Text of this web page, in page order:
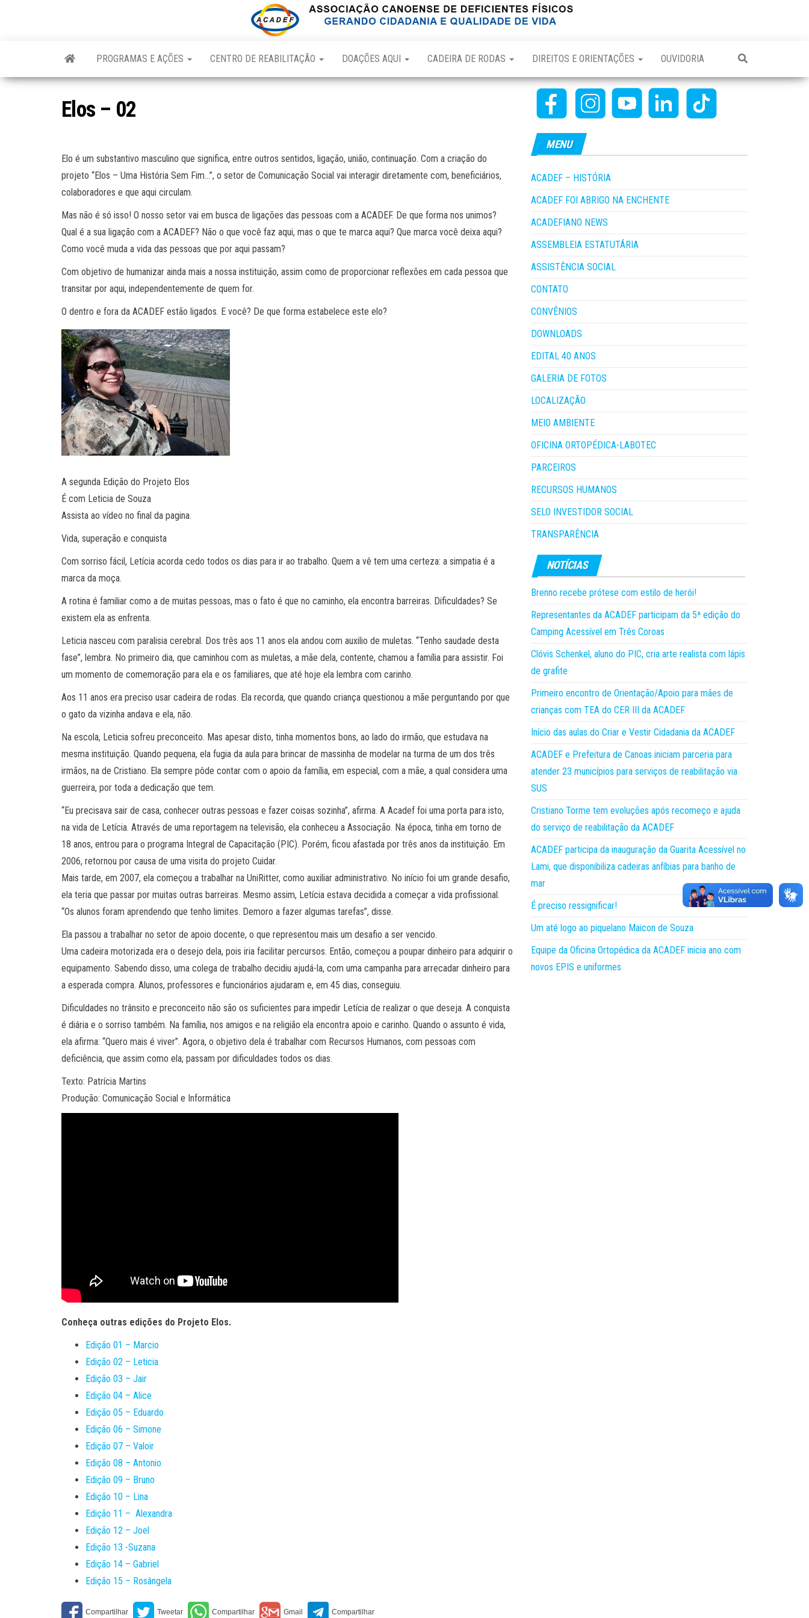
PROGRAMAS E AÇÕES CENTRO DE REABILITAÇÃO DOAÇÕES AQUI CADEIRA DE RODAS DIREITOS E ORIENTAÇÕES OUVIDORIA
Elos – 02
Elo é um substantivo masculino que significa, entre outros sentidos, ligação, união, continuação. Com a criação do
projeto “Elos – Uma História Sem Fim…”, o setor de Comunicação Social vai interagir diretamente com, beneficiários,
colaboradores e que aqui circulam.
Mas não é só isso! O nosso setor vai em busca de ligações das pessoas com a ACADEF. De que forma nos unimos?
Qual é a sua ligação com a ACADEF? Não o que você faz aqui, mas o que te marca aqui? Que marca você deixa aqui?
Como você muda a vida das pessoas que por aqui passam?
Com objetivo de humanizar ainda mais a nossa instituição, assim como de proporcionar reflexões em cada pessoa que
transitar por aqui, independentemente de quem for.
O dentro e fora da ACADEF estão ligados. E você? De que forma estabelece este elo?
A segunda Edição do Projeto Elos
É com Leticia de Souza
Assista ao vídeo no final da pagina.
Vida, superação e conquista
Com sorriso fácil, Letícia acorda cedo todos os dias para ir ao trabalho. Quem a vê tem uma certeza: a simpatia é a
marca da moça.
A rotina é familiar como a de muitas pessoas, mas o fato é que no caminho, ela encontra barreiras. Dificuldades? Se
existem ela as enfrenta.
Leticia nasceu com paralisia cerebral. Dos três aos 11 anos ela andou com auxilio de muletas. “Tenho saudade desta
fase”, lembra. No primeiro dia, que caminhou com as muletas, a mãe dela, contente, chamou a família para assistir. Foi
um momento de comemoração para ela e os familiares, que até hoje ela lembra com carinho.
Aos 11 anos era preciso usar cadeira de rodas. Ela recorda, que quando criança questionou a mãe perguntando por que
o gato da vizinha andava e ela, não.
Na escola, Leticia sofreu preconceito. Mas apesar disto, tinha momentos bons, ao lado do irmão, que estudava na
mesma instituição. Quando pequena, ela fugia da aula para brincar de massinha de modelar na turma de um dos três
irmãos, na de Cristiano. Ela sempre pôde contar com o apoio da família, em especial, com a mãe, a qual considera uma
guerreira, por toda a dedicação que tem.
“Eu precisava sair de casa, conhecer outras pessoas e fazer coisas sozinha”, afirma. A Acadef foi uma porta para isto,
na vida de Letícia. Através de uma reportagem na televisão, ela conheceu a Associação. Na época, tinha em torno de
18 anos, entrou para o programa Integral de Capacitação (PIC). Porém, ficou afastada por três anos da instituição. Em
2006, retornou por causa de uma visita do projeto Cuidar.
Mais tarde, em 2007, ela começou a trabalhar na UniRitter, como auxiliar administrativo. No início foi um grande desafio,
ela teria que passar por muitas outras barreiras. Mesmo assim, Letícia estava decidida a começar a vida profissional.
“Os alunos foram aprendendo que tenho limites. Demoro a fazer algumas tarefas”, disse.
Ela passou a trabalhar no setor de apoio docente, o que representou mais um desafio a ser vencido.
Uma cadeira motorizada era o desejo dela, pois iria facilitar percursos. Então, começou a poupar dinheiro para adquirir o
equipamento. Sabendo disso, uma colega de trabalho decidiu ajudá-la, com uma campanha para arrecadar dinheiro para
a esperada compra. Alunos, professores e funcionários ajudaram e, em 45 dias, conseguiu.
Dificuldades no trânsito e preconceito não são os suficientes para impedir Letícia de realizar o que deseja. A conquista
é diária e o sorriso também. Na família, nos amigos e na religião ela encontra apoio e carinho. Quando o assunto é vida,
ela afirma: “Quero mais é viver”. Agora, o objetivo dela é trabalhar com Recursos Humanos, com pessoas com
deficiência, que assim como ela, passam por dificuldades todos os dias.
Texto: Patrícia Martins
Produção: Comunicação Social e Informática
Conheça outras edições do Projeto Elos.
Edição 01 – Marcio
Edição 02 – Leticia
Edição 03 – Jair
Edição 04 – Alice
Edição 05 – Eduardo
Edição 06 – Simone
Edição 07 – Valoir
Edição 08 – Antonio
Edição 09 – Bruno
Edição 10 – Lina
Edição 11 – Alexandra
Edição 12 – Joel
Edição 13 -Suzana
Edição 14 – Gabriel
Edição 15 – Rosângela
MENU
ACADEF – HISTÓRIA
ACADEF FOI ABRIGO NA ENCHENTE
ACADEFIANO NEWS
ASSEMBLEIA ESTATUTÁRIA
ASSISTÊNCIA SOCIAL
CONTATO
CONVÊNIOS
DOWNLOADS
EDITAL 40 ANOS
GALERIA DE FOTOS
LOCALIZAÇÃO
MEIO AMBIENTE
OFICINA ORTOPÉDICA-LABOTEC
PARCEIROS
RECURSOS HUMANOS
SELO INVESTIDOR SOCIAL
TRANSPARÊNCIA
Brenno recebe prótese com estilo de herói!
Representantes da ACADEF participam da 5ª edição do
Camping Acessível em Três Coroas
Clóvis Schenkel, aluno do PIC, cria arte realista com lápis
de grafite
Primeiro encontro de Orientação/Apoio para mães de
crianças com TEA do CER III da ACADEF
Início das aulas do Criar e Vestir Cidadania da ACADEF
ACADEF e Prefeitura de Canoas iniciam parceria para
atender 23 municípios para serviços de reabilitação via
SUS
Cristiano Torme tem evoluções após recomeço e ajuda
do serviço de reabilitação da ACADEF
ACADEF participa da inauguração da Guarita Acessível no
Lami, que disponibiliza cadeiras anfíbias para banho de
mar
É preciso ressignificar!
Um até logo ao piquelano Maicon de Souza
Equipe da Oficina Ortopédica da ACADEF inicia ano com
novos EPIS e uniformes